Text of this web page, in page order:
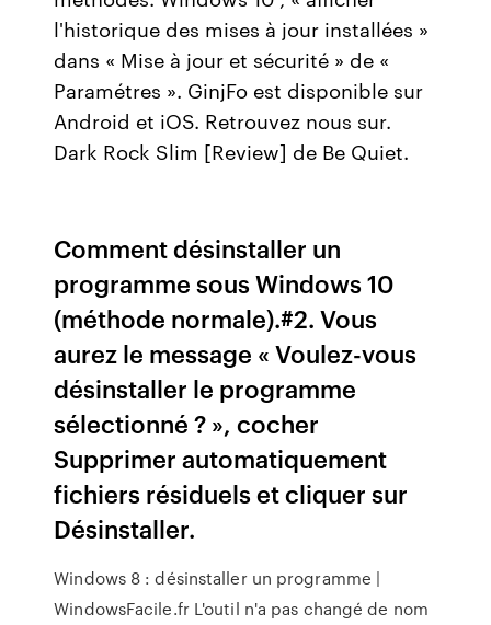
l'historique des mises à jour installées »
dans « Mise à jour et sécurité » de «
Paramétres ». GinjFo est disponible sur
Android et iOS. Retrouvez nous sur.
Dark Rock Slim [Review] de Be Quiet.
Comment désinstaller un
programme sous Windows 10
(méthode normale).#2. Vous
aurez le message « Voulez-vous
désinstaller le programme
sélectionné ? », cocher
Supprimer automatiquement
fichiers résiduels et cliquer sur
Désinstaller.
Windows 8 : désinstaller un programme |
WindowsFacile.fr L'outil n'a pas changé de nom